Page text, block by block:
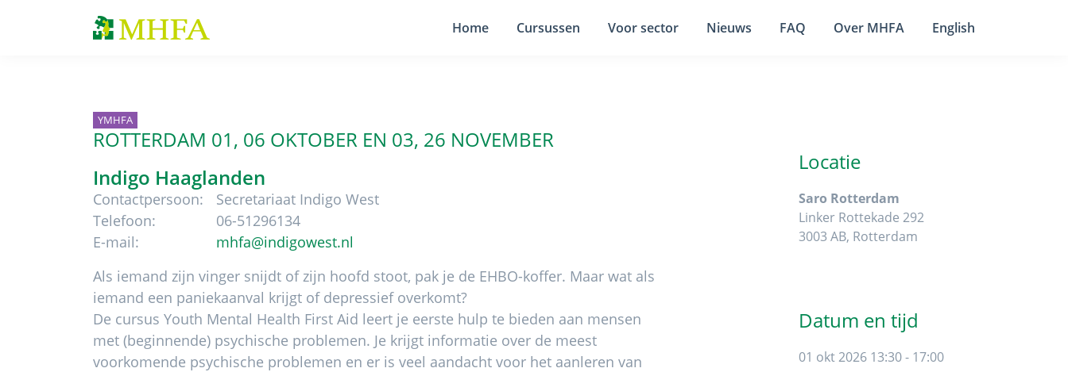
Home Cursussen Voor sector Nieuws FAQ Over MHFA English
YMHFA
ROTTERDAM 01, 06 OKTOBER EN 03, 26 NOVEMBER
Indigo Haaglanden
Contactpersoon:
Secretariaat Indigo West
Telefoon:
06-51296134
E-mail:
mhfa@indigowest.nl
Als iemand zijn vinger snijdt of zijn hoofd stoot, pak je de EHBO-koffer. Maar wat als
iemand een paniekaanval krijgt of depressief overkomt?
De cursus Youth Mental Health First Aid leert je eerste hulp te bieden aan mensen
met (beginnende) psychische problemen. Je krijgt informatie over de meest
voorkomende psychische problemen en er is veel aandacht voor het aanleren van
Locatie
Saro Rotterdam
Linker Rottekade 292
3003 AB, Rotterdam
Datum en tijd
01 okt 2026 13:30 - 17:00